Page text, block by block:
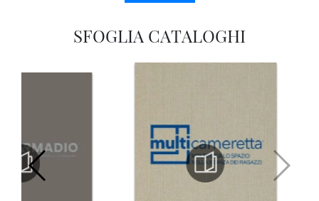
SFOGLIA CATALOGHI